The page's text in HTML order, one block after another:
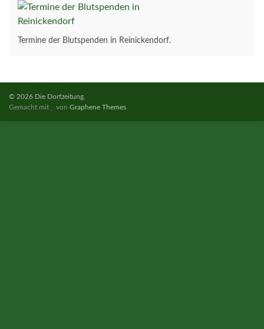
Termine der Blutspenden in Reinickendorf.
© 2026 Die Dorfzeitung.
Gemacht mit
vonGraphene Themes